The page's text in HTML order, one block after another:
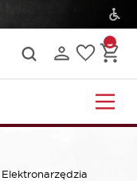
Elektronarzędzia